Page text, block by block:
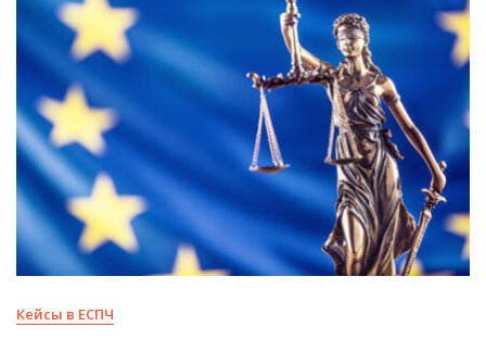
Кейсы в ЕСПЧ